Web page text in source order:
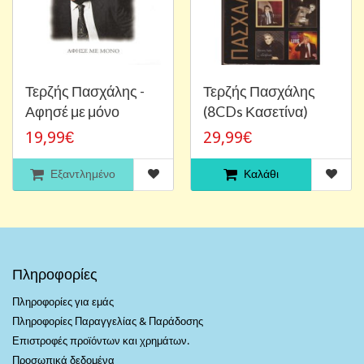
Τερζής Πασχάλης -
Αφησέ με μόνο
19,99€
Εξαντλημένο
Τερζής Πασχάλης
(8CDs Κασετίνα)
29,99€
Καλάθι
Πληροφορίες
Πληροφορίες για εμάς
Πληροφορίες Παραγγελίας & Παράδοσης
Επιστροφές προϊόντων και χρημάτων.
Προσωπικά δεδομένα